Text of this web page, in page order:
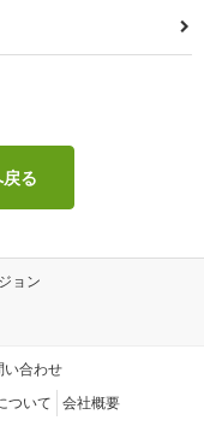
る
ョン
い合わせ
ついて 会社概要